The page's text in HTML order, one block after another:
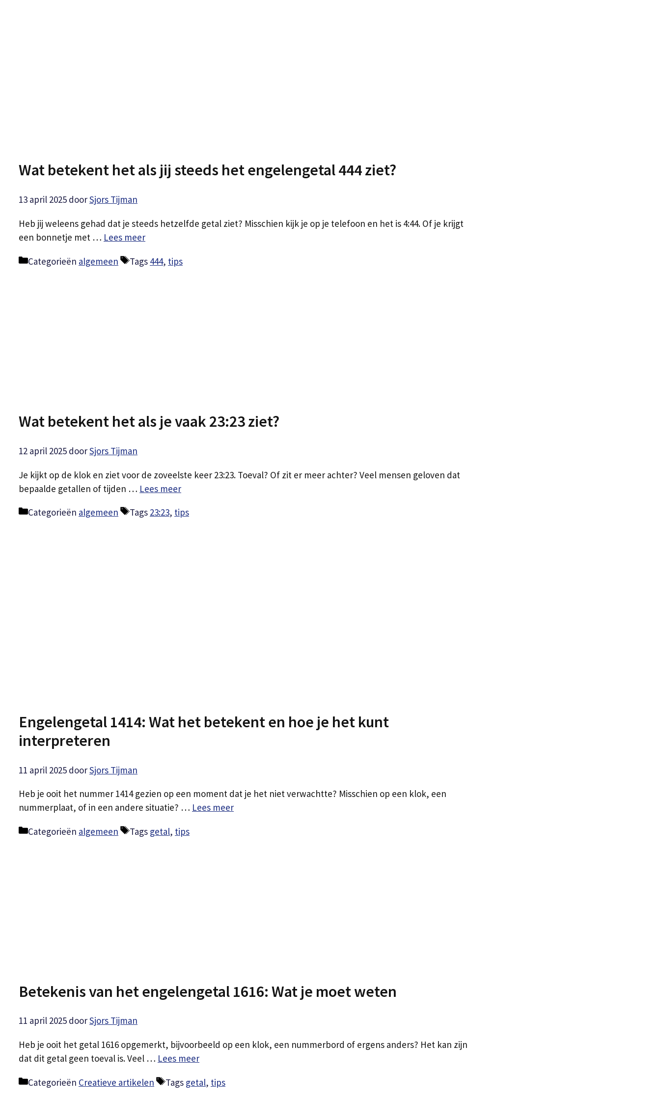
Wat betekent het als jij steeds het engelengetal 444 ziet?
13 april 2025 doorSjors Tijman
Heb jij weleens gehad dat je steeds hetzelfde getal ziet? Misschien kijk je op je telefoon en het is 4:44. Of je krijgt
een bonnetje met … Lees meer
Categorieën algemeen Tags 444, tips
Wat betekent het als je vaak 23:23 ziet?
12 april 2025 doorSjors Tijman
Je kijkt op de klok en ziet voor de zoveelste keer 23:23. Toeval? Of zit er meer achter? Veel mensen geloven dat
bepaalde getallen of tijden … Lees meer
Categorieën algemeen Tags 23:23, tips
Engelengetal 1414: Wat het betekent en hoe je het kunt
interpreteren
11 april 2025 doorSjors Tijman
Heb je ooit het nummer 1414 gezien op een moment dat je het niet verwachtte? Misschien op een klok, een
nummerplaat, of in een andere situatie? … Lees meer
Categorieën algemeen Tags getal, tips
Betekenis van het engelengetal 1616: Wat je moet weten
11 april 2025 doorSjors Tijman
Heb je ooit het getal 1616 opgemerkt, bijvoorbeeld op een klok, een nummerbord of ergens anders? Het kan zijn
dat dit getal geen toeval is. Veel … Lees meer
Categorieën Creatieve artikelen Tags getal, tips